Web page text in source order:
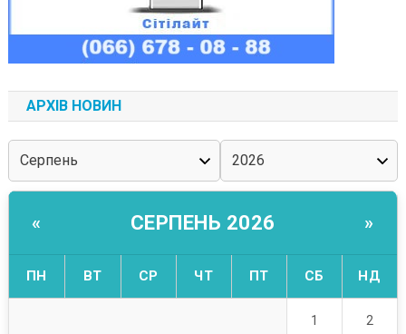
АРХІВ НОВИН
« СЕРПЕНЬ 2026 »
ПН ВТ СР ЧТ ПТ СБ НД
1 2